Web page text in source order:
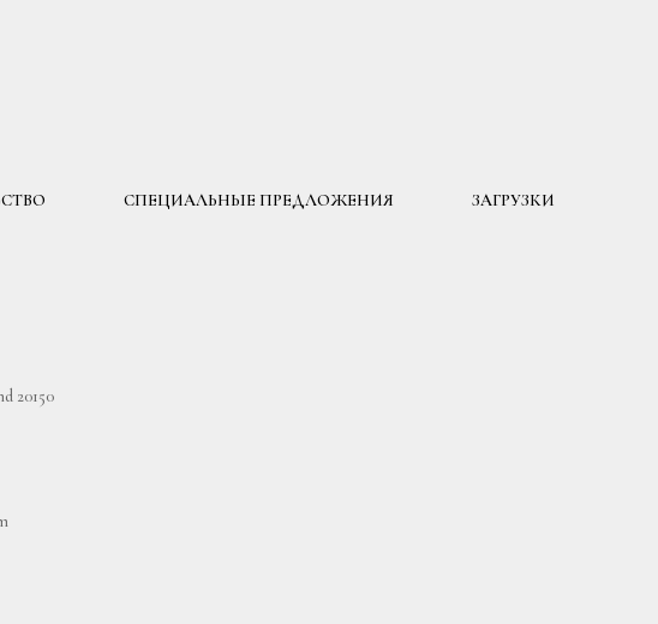
СПЕЦИАЛЬНЫЕ ПРЕДЛОЖЕНИЯ ЗАГРУЗКИ
20150